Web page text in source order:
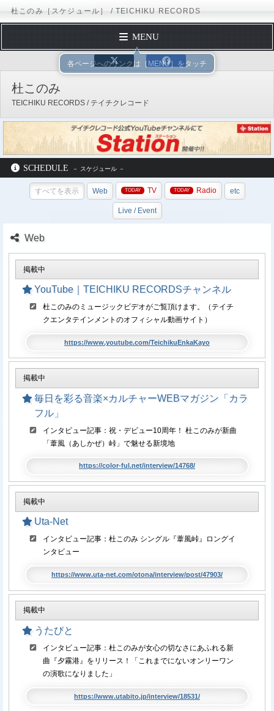
杜このみ［スケジュール］ / TEICHIKU RECORDS
MENU
トップページ
プロフィール
ディスコグラフィー
フォームメール
オフィシャルサイト ブログ
X（Twitter）
Instagram
テイチクオンラインショップ
TEICHIKU RECORDS
杜このみ スケジュール
テイチクエンタテインメント TEICHIKU
杜このみ
TEICHIKU RECORDS / テイチクレコード
SCHEDULE
すべてを表示 Web TV Radio etc
Live / Event
Web
掲載中
YouTube｜TEICHIKU RECORDSチャンネル
杜このみのミュージックビデオがご覧頂けます。（テイチ
クエンタテインメントのオフィシャル動画サイト）
https://www.youtube.com/TeichikuEnkaKayo
掲載中
毎日を彩る音楽×カルチャーWEBマガジン「カラ
フル」
インタビュー記事：祝・デビュー10周年！ 杜このみが新曲
「葦風（あしかぜ）峠」で魅せる新境地
https://color-ful.net/interview/14768/
掲載中
Uta-Net
インタビュー記事：杜このみ シングル『葦風峠』ロングイ
ンタビュー
https://www.uta-net.com/otona/interview/post/47903/
掲載中
うたびと
インタビュー記事：杜このみが女心の切なさにあふれる新
曲『夕霧港』をリリース！「これまでにないオンリーワン
の演歌になりました」
https://www.utabito.jp/interview/18531/